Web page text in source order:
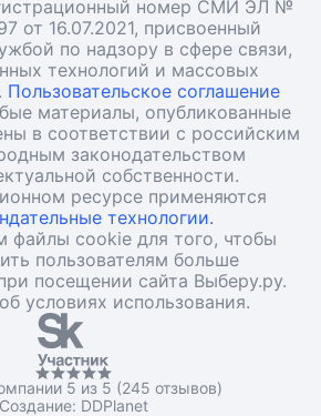
номер СМИ ЭЛ №
от 16.07.2021, присвоенный
по надзору в сфере связи,
технологий и массовых
Пользовательское соглашение
материалы, опубликованные
в соответствии с российским
законодательством
собственности.
ресурсе применяются
технологии.
файлы cookie для того, чтобы
пользователям больше
посещении сайта Выберу.ру.
об условиях использования.
5 из 5 (245 отзывов)
Создание: DDPlanet